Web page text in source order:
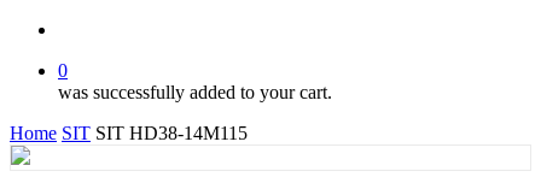
0
was successfully added to your cart.
Home SIT SIT HD38-14M115